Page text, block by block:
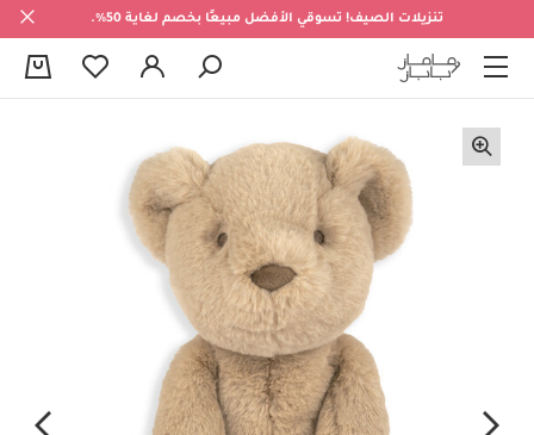
تنزيلات الصيف! تسوقي الأفضل مبيعًا بخصم لغاية 50%.